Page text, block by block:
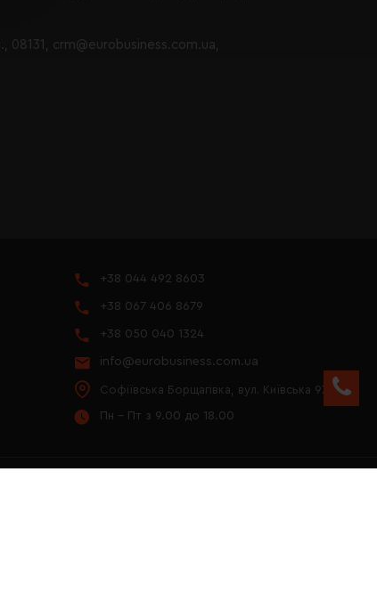
08131, crm@eurobusiness.com.ua,
+38 044 492 8603
+38 067 406 8679
+38 050 040 1324
info@eurobusiness.com.ua
Софіївська Борщагівка, вул. Київська 97
Пн - Пт з 9.00 до 18.00